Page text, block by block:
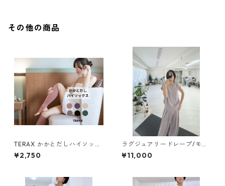
その他の商品
TERAX かかとだしハイソック
ス【care inner】
¥2,750
ラグジュアリードレープ/モー
ブピンク【pants】
¥11,000